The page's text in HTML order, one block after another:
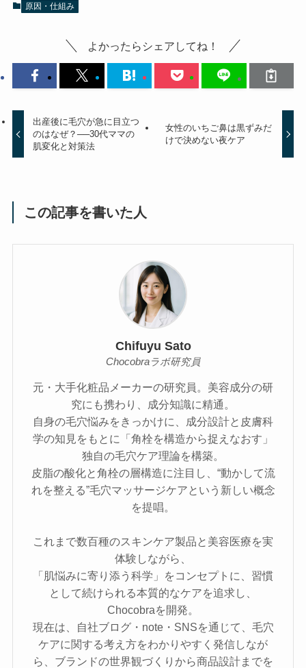
原因・仕組み
よかったらシェアしてね！
出産後に毛穴が急に目立つ
のはなぜ？──30代ママの
肌変化と対策法
女性のいちご鼻は黒ずみだ
けで決めない夜ケア
この記事を書いた人
Chifuyu Sato
Chocobraラボ研究員
元・大手化粧品メーカーの研究員。美容成分の研
究にも携わり、成分知識に精通。
自身の毛穴悩みをきっかけに、成分設計と皮膚科
学の知見をもとに「角栓を構造から捉えなおす」
独自の毛穴ケア理論を構築。
皮脂の酸化と角栓の層構造に注目し、“動かして流
れを整える”毛穴マッサージケアという新しい概念
を提唱。
これまで数百種のスキンケア製品と美容医療を実
体験しながら、
「肌悩みに寄り添う科学」をコンセプトに、習慣
として続けられる本質的なケアを追求し、
Chocobraを開発。
現在は、自社ブログ・note・SNSを通じて、毛穴
ケアに関する考え方をわかりやすく発信しなが
ら、ブランドの世界観づくりから商品設計までを